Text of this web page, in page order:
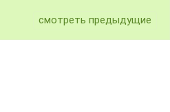
смотреть предыдущие